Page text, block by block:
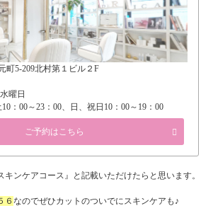
町5-209北村第１ビル２F
曜日
：00～23：00、日、祝日10：00～19：00
ご予約はこちら
ンケアコース』と記載いただけたらと思います。
６ なのでぜひカットのついでにスキンケアも♪